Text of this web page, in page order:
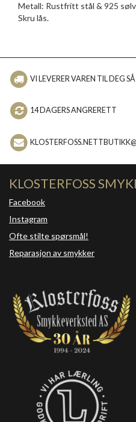
Metall: Rustfritt stål & 925 sølv
Skru lås.
VI LEVERER VAREN TIL DEG
14 DAGERS ANGRERETT
KLOSTERFOSS
Facebook
Instagram
Ofte stilte spørsmål!
Reparasjon av smykker